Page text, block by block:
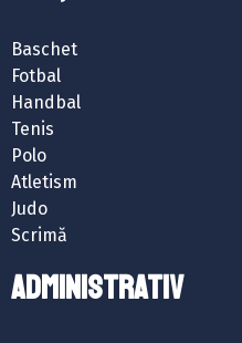
Baschet
Fotbal
Handbal
Tenis
Polo
Atletism
Judo
Scrimă
ADMINISTRATIV